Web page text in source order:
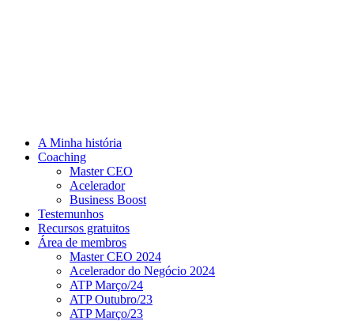
A Minha história
Coaching
Master CEO
Acelerador
Business Boost
Testemunhos
Recursos gratuitos
Área de membros
Master CEO 2024
Acelerador do Negócio 2024
ATP Março/24
ATP Outubro/23
ATP Março/23